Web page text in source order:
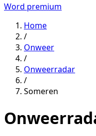
Word premium
Home
/
Onweer
/
Onweerradar
/
Someren